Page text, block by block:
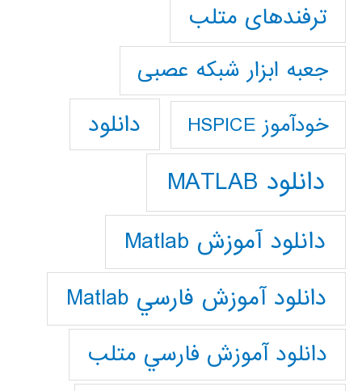
ترفندهای متلب
جعبه ابزار شبکه عصبی
خودآموز HSPICE دانلود
دانلود MATLAB
دانلود آموزش Matlab
دانلود آموزش فارسي Matlab
دانلود آموزش فارسي متلب